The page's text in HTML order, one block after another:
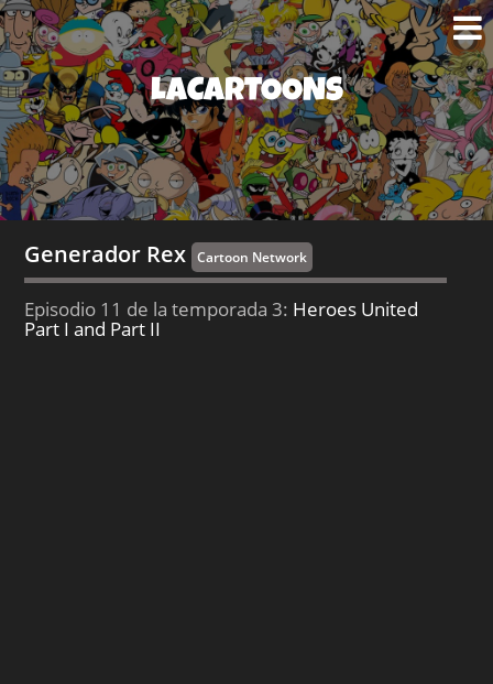
LACARTOONS
Generador Rex Cartoon Network
Episodio 11 de la temporada 3: Heroes United
Part I and Part II